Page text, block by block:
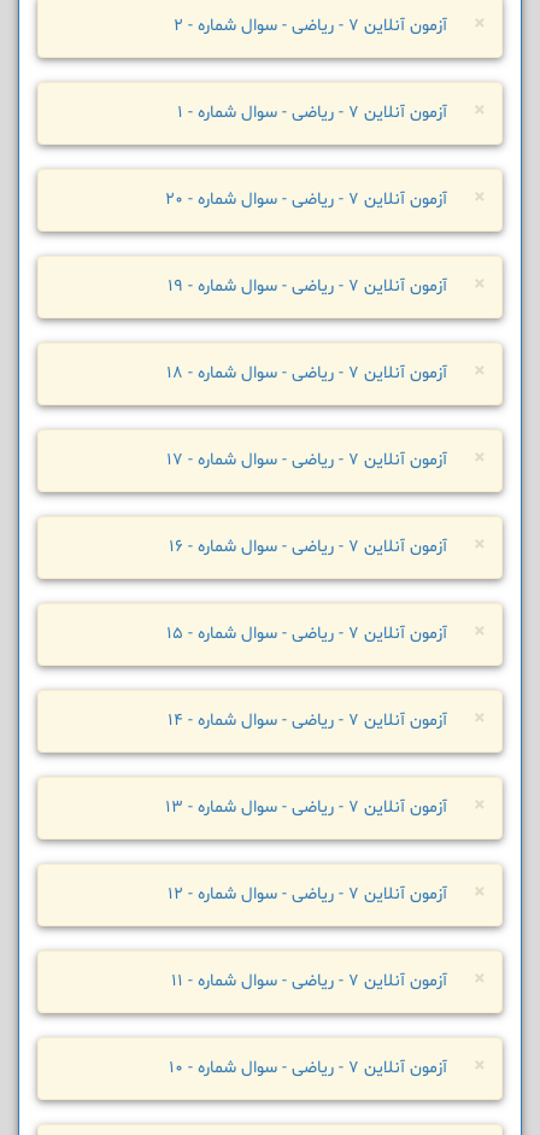
× آزمون آنلاین 7 - ریاضی - سوال شماره - 2
× آزمون آنلاین 7 - ریاضی - سوال شماره - 1
× آزمون آنلاین 7 - ریاضی - سوال شماره - 20
× آزمون آنلاین 7 - ریاضی - سوال شماره - 19
× آزمون آنلاین 7 - ریاضی - سوال شماره - 18
× آزمون آنلاین 7 - ریاضی - سوال شماره - 17
× آزمون آنلاین 7 - ریاضی - سوال شماره - 16
× آزمون آنلاین 7 - ریاضی - سوال شماره - 15
× آزمون آنلاین 7 - ریاضی - سوال شماره - 14
× آزمون آنلاین 7 - ریاضی - سوال شماره - 13
× آزمون آنلاین 7 - ریاضی - سوال شماره - 12
× آزمون آنلاین 7 - ریاضی - سوال شماره - 11
× آزمون آنلاین 7 - ریاضی - سوال شماره - 10